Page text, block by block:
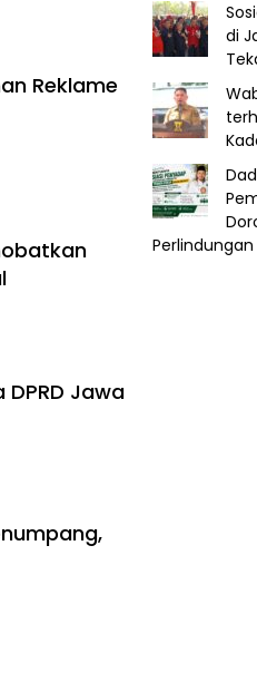
Reklame
DPRD Jawa
di
Perlindungan